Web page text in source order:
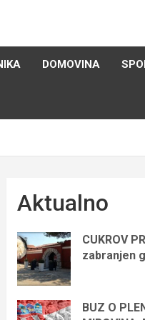
DOMOVINA
Aktualno
CUKROV
zabranjen
BUZ O